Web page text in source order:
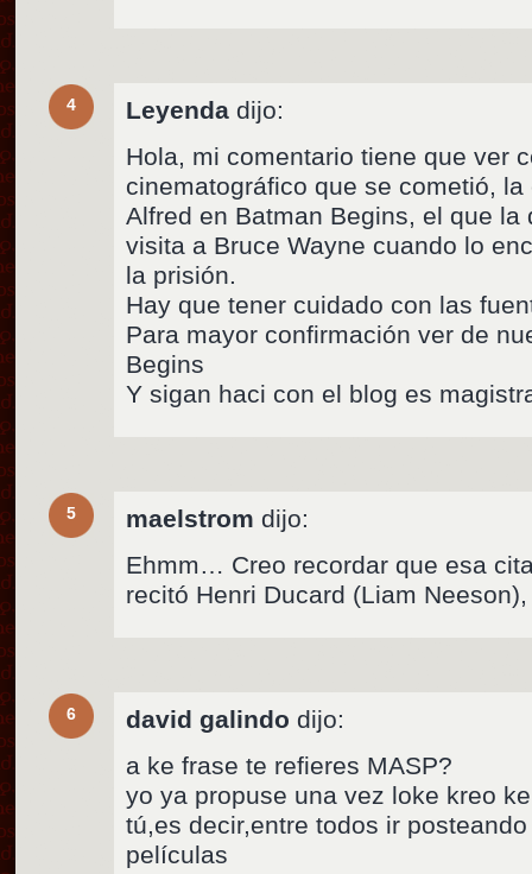
4 Leyenda dijo:
Hola, mi comentario tiene que ver
cinematográfico que se cometió,
Alfred en Batman Begins, el que
visita a Bruce Wayne cuando lo
la prisión.
Hay que tener cuidado con las
Para mayor confirmación ver de
Begins
Y sigan haci con el blog es
5 maelstrom dijo:
Ehmm… Creo recordar que esa
recitó Henri Ducard (Liam
6 david galindo dijo:
a ke frase te refieres MASP?
yo ya propuse una vez loke kreo
tú,es decir,entre todos ir
películas